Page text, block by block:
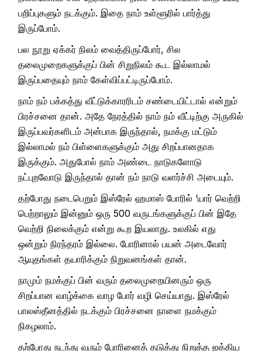
பறிப்புகளும் நடக்கும். இதை நாம் உள்ளூரில் பார்த்து
இருப்போம்.
பல நூறு ஏக்கர் நிலம் வைத்திருப்போர், சில
தலைமுறைகளுக்குப் பின் சிறுநிலம் கூட இல்லாமல்
இருப்பதையும் நாம் கேள்விப்பட்டிருப்போம்.
நாம் நம் பக்கத்து வீட்டுக்காரரிடம் சண்டையிட்டால் என்றும்
பிரச்சனை தான். அதே நேரத்தில் நாம் நம் வீட்டிற்கு அருகில்
இருப்பவர்களிடம் அன்பாக இருந்தால், நமக்கு மட்டும்
இல்லாமல் நம் பிள்ளைகளுக்கும் அது சிறப்பானதாக
இருக்கும். அதுபோல் நாம் அண்டை நாடுகளோடு
நட்புறவோடு இருந்தால் தான் நம் நாடு வளர்ச்சி அடையும்.
தற்போது நடைபெறும் இஸ்ரேல் ஹமாஸ் போரில் ‘யார் வெற்றி
பெற்றாலும் இன்னும் ஒரு 500 வருடங்களுக்குப் பின் இதே
வெற்றி நிலைக்கும் என்று கூற இயலாது. உலகில் எது
ஒன்றும் நிரந்தரம் இல்லை. போரினால் பயன் அடைவோர்
ஆயுதங்கள் தயாரிக்கும் நிறுவனங்கள் தான்.
நாமும் நமக்குப் பின் வரும் தலைமுறையினரும் ஒரு
சிறப்பான வாழ்க்கை வாழ போர் வழி செய்யாது. இஸ்ரேல்
பாலஸ்தீனத்தில் நடக்கும் பிரச்சனை நாளை நமக்கும்
நிகழலாம்.
தற்போது நடந்து வரும் போரினைத் தடுத்து நிறுத்த ஐக்கிய